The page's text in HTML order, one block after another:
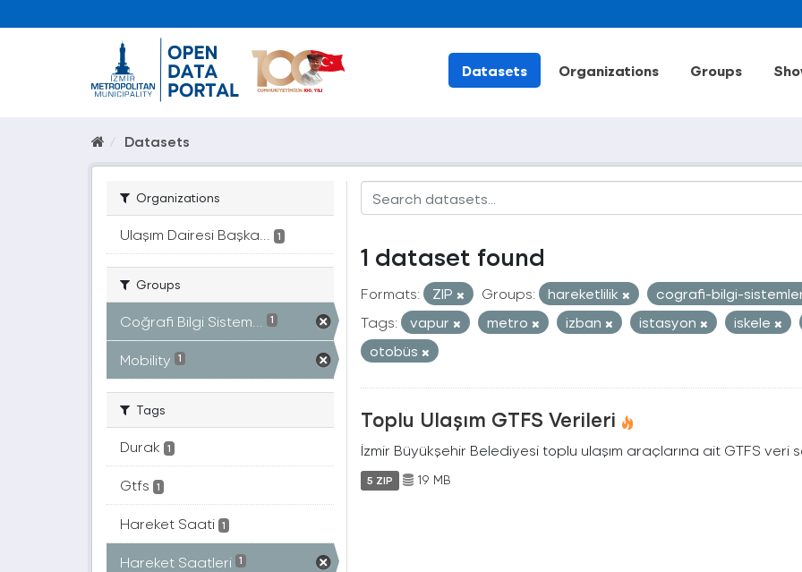
Datasets Organizations Groups
Datasets
Organizations
Ulaşım Dairesi Başka... 1
Groups
Coğrafi Bilgi Sistem... 1
Mobility 1
Tags
Durak 1
Gtfs 1
Hareket Saati 1
Hareket Saatleri 1
1 dataset found
Formats: ZIP Groups: hareketlilik
cografi-bilgi-
Tags:
vapur metro izban istasyon iskele
otobüs
Toplu Ulaşım GTFS Verileri
İzmir Büyükşehir Belediyesi toplu ulaşım araçlarına ait GTFS veri
5 ZIP 19 MB